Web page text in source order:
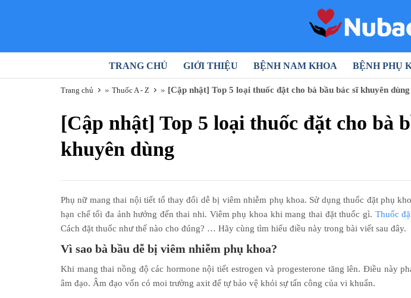
TRANG CHỦ GIỚI THIỆU BỆNH NAM KHOA BỆNH PHỤ
Trang chủ » Thuốc A - Z » [Cập nhật] Top 5 loại thuốc đặt cho bà bầu bác sĩ khuyên dùng
[Cập nhật] Top 5 loại thuốc đặt cho bà
khuyên dùng
Phụ nữ mang thai nội tiết tố thay đổi dễ bị viêm nhiễm phụ khoa. Sử dụng thuốc đặt phụ
hạn chế tối đa ảnh hưởng đến thai nhi. Viêm phụ khoa khi mang thai đặt thuốc gì. Thuốc
Cách đặt thuốc như thế nào cho đúng? … Hãy cùng tìm hiểu điều này trong bài viết sau đây.
Vì sao bà bầu dễ bị viêm nhiễm phụ khoa?
Khi mang thai nồng độ các hormone nội tiết estrogen và progesterone tăng lên. Điều này
âm đạo. Âm đạo vốn có moi trường axit để tự bảo vệ khỏi sự tấn công của vi khuẩn.